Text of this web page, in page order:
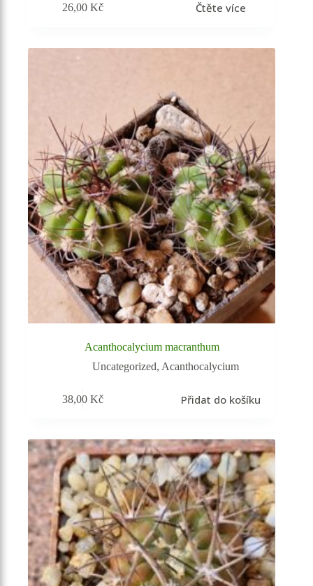
26,00Kč Čtěte více
Acanthocalycium macranthum
Uncategorized, Acanthocalycium
38,00Kč Přidat do košíku